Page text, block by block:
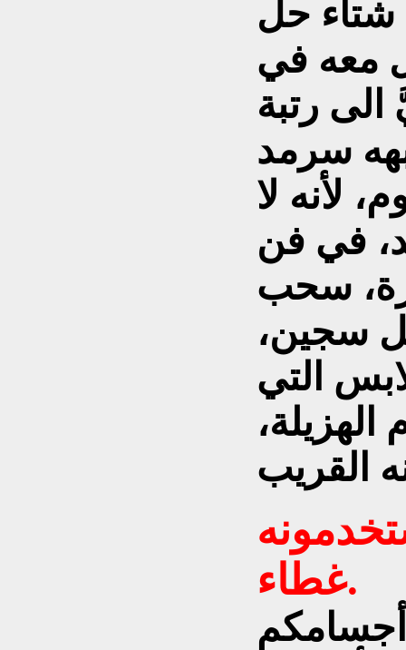
شتاء حل
معه في
الى رتبة
سرمد
لأنه لا
في فن
سحب
سجين،
التي
غطاء.
أجسامكم